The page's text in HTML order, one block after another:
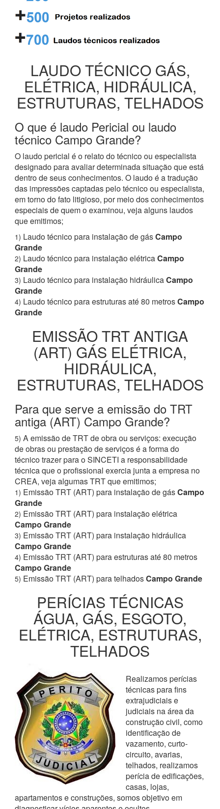
LAUDO TÉCNICO GÁS,
ELÉTRICA, HIDRÁULICA,
ESTRUTURAS, TELHADOS
O que é laudo Pericial ou laudo
técnico Campo Grande?
O laudo pericial é o relato do técnico ou especialista
designado para avaliar determinada situação que está
dentro de seus conhecimentos. O laudo é a tradução
das impressões captadas pelo técnico ou especialista,
em torno do fato litigioso, por meio dos conhecimentos
especiais de quem o examinou, veja alguns laudos
que emitimos;
1) Laudo técnico para instalação de gásCampo
Grande
2) Laudo técnico para instalação elétricaCampo
Grande
3) Laudo técnico para instalação hidráulicaCampo
Grande
4) Laudo técnico para estruturas até 80 metrosCampo
Grande
EMISSÃO TRT ANTIGA
(ART) GÁS ELÉTRICA,
HIDRÁULICA,
ESTRUTURAS, TELHADOS
Para que serve a emissão do TRT
antiga (ART) Campo Grande?
5) A emissão de TRT de obra ou serviços: execução
de obras ou prestação de serviços é a forma do
técnico trazer para o SINCETI a responsabilidade
técnica que o profissional exercia junta a empresa no
CREA, veja algumas TRT que emitimos;
1) Emissão TRT (ART) para instalação de gásCampo
Grande
2) Emissão TRT (ART) para instalação elétrica
Campo Grande
3) Emissão TRT (ART) para instalação hidráulica
Campo Grande
4) Emissão TRT (ART) para estruturas até 80 metros
Campo Grande
5) Emissão TRT (ART) para telhadosCampo Grande
PERÍCIAS TÉCNICAS
ÁGUA, GÁS, ESGOTO,
ELÉTRICA, ESTRUTURAS,
TELHADOS
Realizamos perícias
técnicas para fins
extrajudiciais e
judiciais na área da
construção civil, como
identificação de
vazamento, curto-
circuito, avarias,
telhados, realizamos
perícia de edificações,
casas, lojas,
apartamentos e construções, somos objetivo em